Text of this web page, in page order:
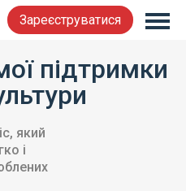
Зареєструватися
підтримки
який
і